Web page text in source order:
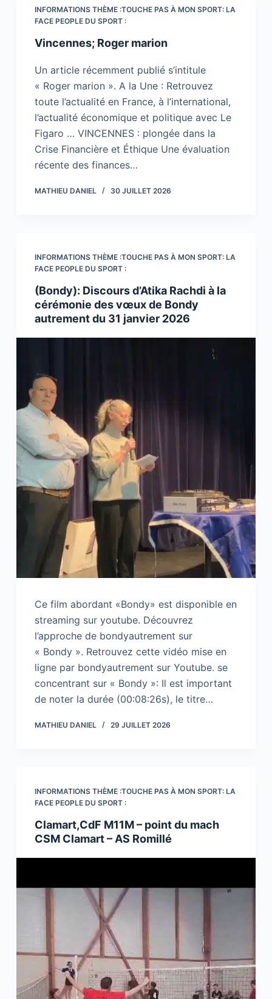
INFORMATIONS THÈME :TOUCHE PAS À MON SPORT: LA
FACE PEOPLE DU SPORT :
Vincennes; Roger marion
Un article récemment publié s’intitule
« Roger marion ». A la Une : Retrouvez
toute l’actualité en France, à l’international,
l’actualité économique et politique avec Le
Figaro … VINCENNES : plongée dans la
Crise Financière et Éthique Une évaluation
récente des finances…
MATHIEU DANIEL 30 JUILLET 2026
INFORMATIONS THÈME :TOUCHE PAS À MON SPORT: LA
FACE PEOPLE DU SPORT :
(Bondy): Discours d’Atika Rachdi à la
cérémonie des vœux de Bondy
autrement du 31 janvier 2026
Ce film abordant «Bondy» est disponible en
streaming sur youtube. Découvrez
l’approche de bondyautrement sur
« Bondy ». Retrouvez cette vidéo mise en
ligne par bondyautrement sur Youtube. se
concentrant sur « Bondy »: Il est important
de noter la durée (00:08:26s), le titre…
MATHIEU DANIEL 29 JUILLET 2026
INFORMATIONS THÈME :TOUCHE PAS À MON SPORT: LA
FACE PEOPLE DU SPORT :
Clamart,CdF M11M – point du mach
CSM Clamart – AS Romillé